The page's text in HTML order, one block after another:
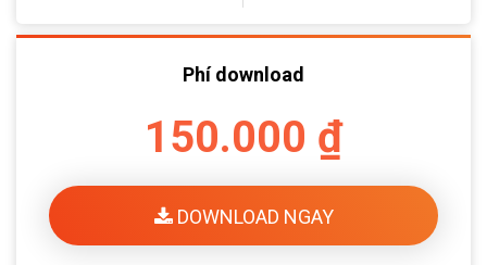
Phí download
150.000 ₫
DOWNLOAD NGAY